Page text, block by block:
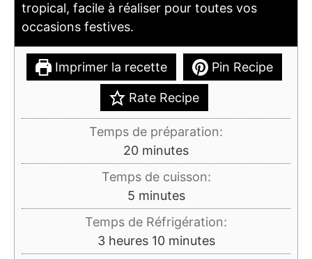
tropical, facile à réaliser pour toutes vos
occasions festives.
Imprimer la recette Pin Recipe
Rate Recipe
Temps de préparation:
20minutes
minutes
Temps de cuisson:
5minutes
minutes
Temps de Réfrigération:
3heures
heures 10minutes
minutes